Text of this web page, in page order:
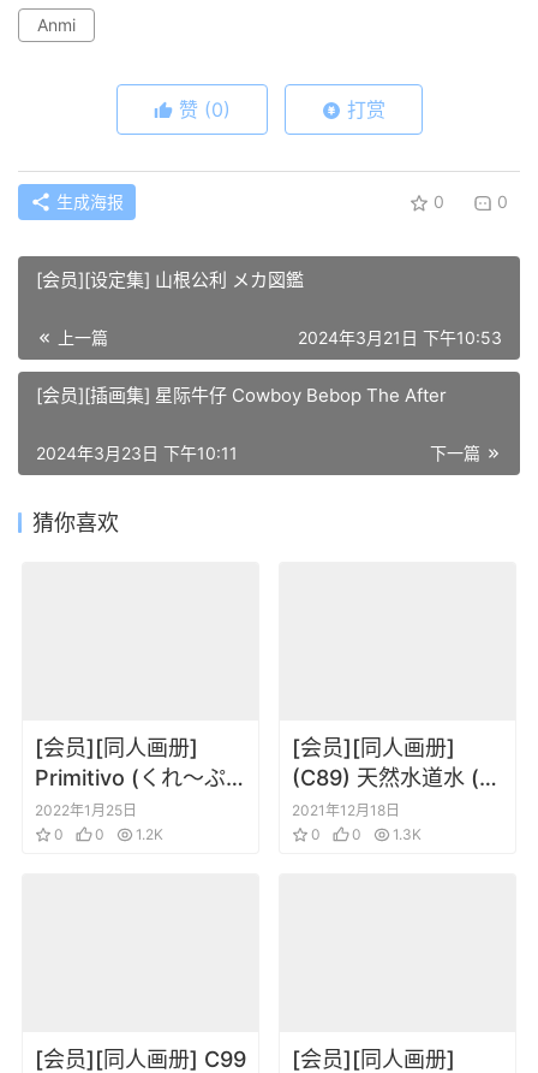
Anmi
赞 (0) 打赏
生成海报 0 0
[会员][设定集] 山根公利 メカ図鑑
上一篇 2024年3月21日 下午10:53
[会员][插画集] 星际牛仔 Cowboy Bebop The After
下一篇
2024年3月23日 下午10:11
猜你喜欢
[会员][同人画册]
Primitivo (くれ～ぷ)
Traum Marchen (東
方Project)
2022年1月25日
0
0 1.2K
[会员][同人画册]
(C89) 天然水道水 (パ
セリ)
TennenSuidousui
2021年12月18日
0
0 1.3K
[会员][同人画册] C99
[会员][同人画册]